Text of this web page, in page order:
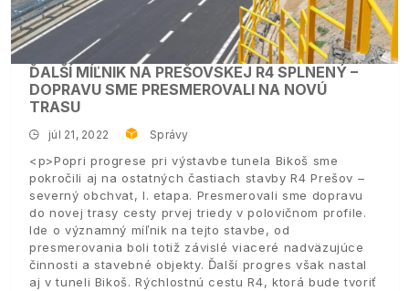
ĎALŠÍ MÍĽNIK NA PREŠOVSKEJ R4 SPLNENÝ –
DOPRAVU SME PRESMEROVALI NA NOVÚ
TRASU
júl 21, 2022 Správy
<p>Popri progrese pri výstavbe tunela Bikoš sme
pokročili aj na ostatných častiach stavby R4 Prešov –
severný obchvat, I. etapa. Presmerovali sme dopravu
do novej trasy cesty prvej triedy v polovičnom profile.
Ide o významný míľnik na tejto stavbe, od
presmerovania boli totiž závislé viaceré nadväzujúce
činnosti a stavebné objekty. Ďalší progres však nastal
aj v tuneli Bikoš. Rýchlostnú cestu R4, ktorá bude tvoriť